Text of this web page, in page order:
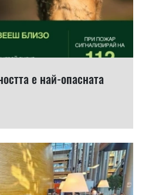
е най-опасната